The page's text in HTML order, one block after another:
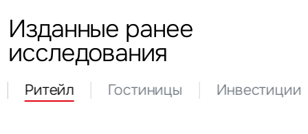
Изданные ранее
исследования
Ритейл Гостиницы Инвестиции